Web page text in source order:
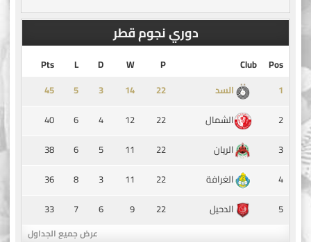
دوري نجوم قطر
Pos
Club
P
W
D
L
Pts
1
السد ‏22
14
3
5
45
2
الشمال 22
12
4
6
40
3
الريان 22
11
5
6
38
4
الغرافة 22
11
3
8
36
5
الدحيل 22
9
6
7
33
عرض جميع الجداول